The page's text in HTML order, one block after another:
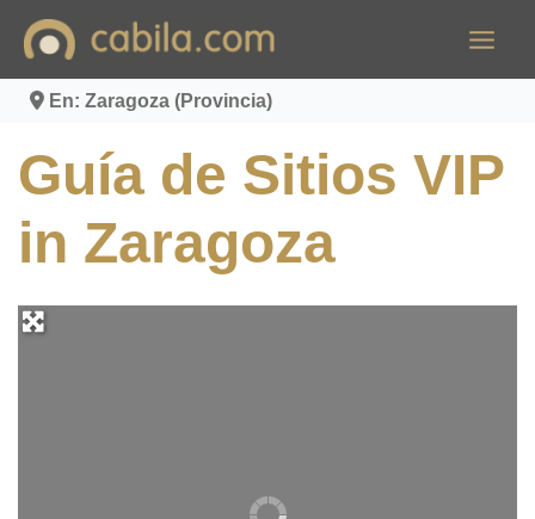
contenido
En: Zaragoza (Provincia)
Guía de Sitios VIP
in Zaragoza